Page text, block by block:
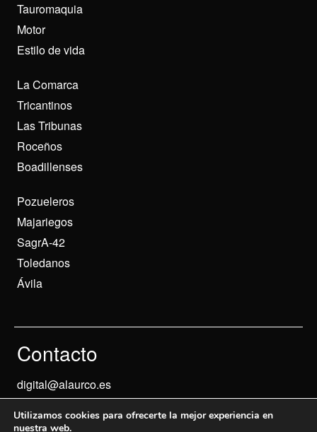
Tauromaquia
Motor
Estilo de vida
La Comarca
Tricantinos
Las Tribunas
Roceños
Boadillenses
Pozueleros
Majariegos
SagrA-42
Toledanos
Ávila
Contacto
digital@alaurco.es
Utilizamos cookies para ofrecerte la mejor experiencia en
nuestra web.